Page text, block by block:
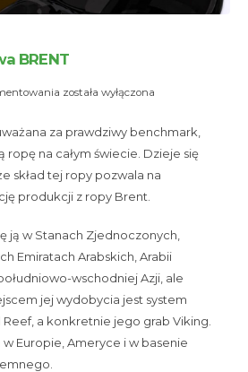
BRENT
Ropa
BRENT
została wyłączona
za prawdziwy benchmark,
ropę na całym świecie. Dzieje się
skład tej ropy pozwala na
produkcji z ropy Brent.
ją w Stanach Zjednoczonych,
Emiratach Arabskich, Arabii
wschodniej Azji, ale
jej wydobycia jest system
a konkretnie jego grab Viking.
w Europie, Ameryce i w basenie